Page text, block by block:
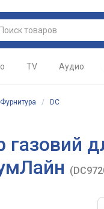
TV Аудио
Фурнитура / DC
газовий